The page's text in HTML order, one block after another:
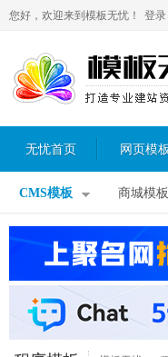
您好，欢迎来到模板无忧！ 登录
无忧首页 网页模板
CMS模板 商城模板